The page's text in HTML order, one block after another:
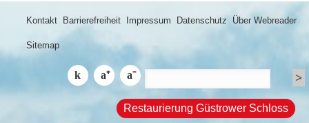
Kontakt Barrierefreiheit Impressum Datenschutz Über Webreader
Sitemap
Restaurierung Güstrower Schloss